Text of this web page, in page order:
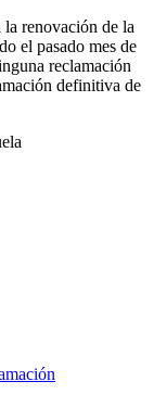
la renovación de la
el pasado mes de
reclamación
definitiva de